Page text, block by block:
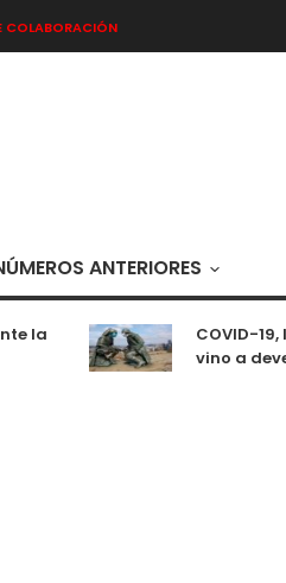
COLABORACIÓN
ANTERIORES
la
COVID-19,
vino a